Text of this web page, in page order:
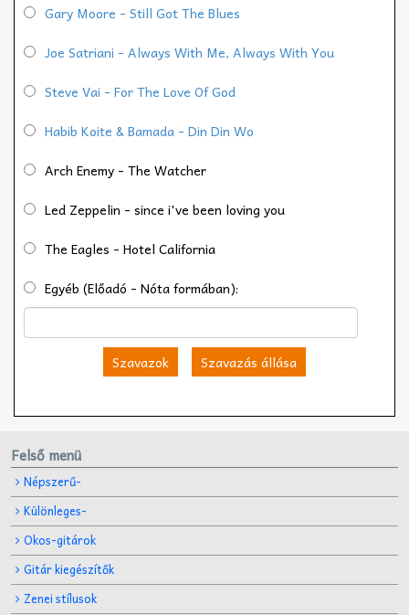
Gary Moore - Still Got The Blues
Joe Satriani - Always With Me, Always With You
Steve Vai - For The Love Of God
Habib Koite & Bamada - Din Din Wo
Arch Enemy - The Watcher
Led Zeppelin - since i've been loving you
The Eagles - Hotel California
Egyéb (Előadó - Nóta formában):
Szavazok Szavazás állása
Felső menü
Népszerű-
Különleges-
Okos-gitárok
Gitár kiegészítők
Zenei stílusok